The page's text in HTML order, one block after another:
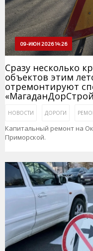
09-ИЮН 2026 14:26
Сразу несколько
объектов этим
отремонтируют
НОВОСТИ ДОРОГИ
Капитальный ремонт на
Приморской.